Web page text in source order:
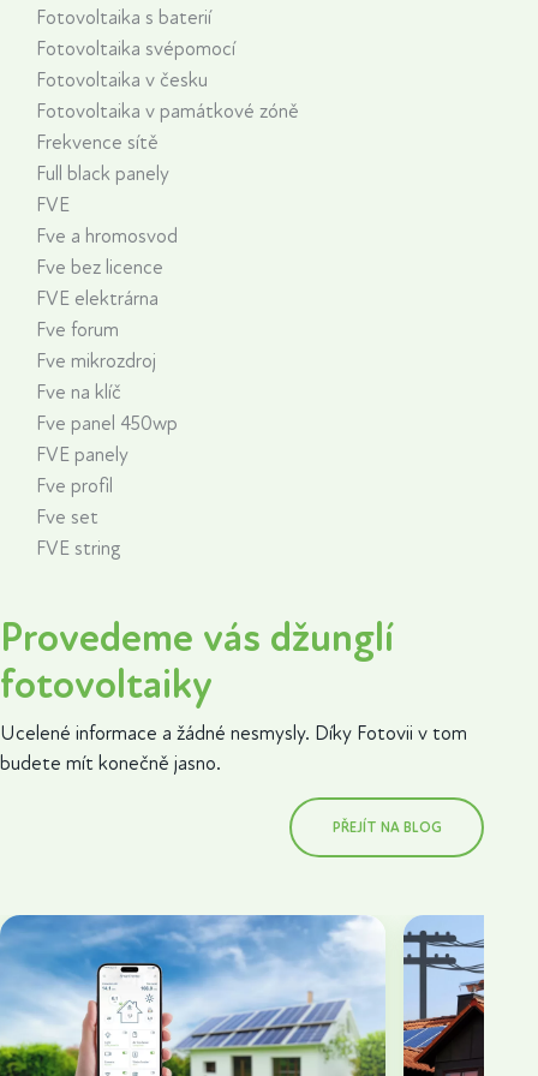
Fotovoltaika s baterií
Fotovoltaika svépomocí
Fotovoltaika v česku
Fotovoltaika v památkové zóně
Frekvence sítě
Full black panely
FVE
Fve a hromosvod
Fve bez licence
FVE elektrárna
Fve forum
Fve mikrozdroj
Fve na klíč
Fve panel 450wp
FVE panely
Fve profil
Fve set
FVE string
Provedeme vás džunglí
fotovoltaiky
Ucelené informace a žádné nesmysly. Díky Fotovii v tom
budete mít konečně jasno.
PŘEJÍT NA BLOG